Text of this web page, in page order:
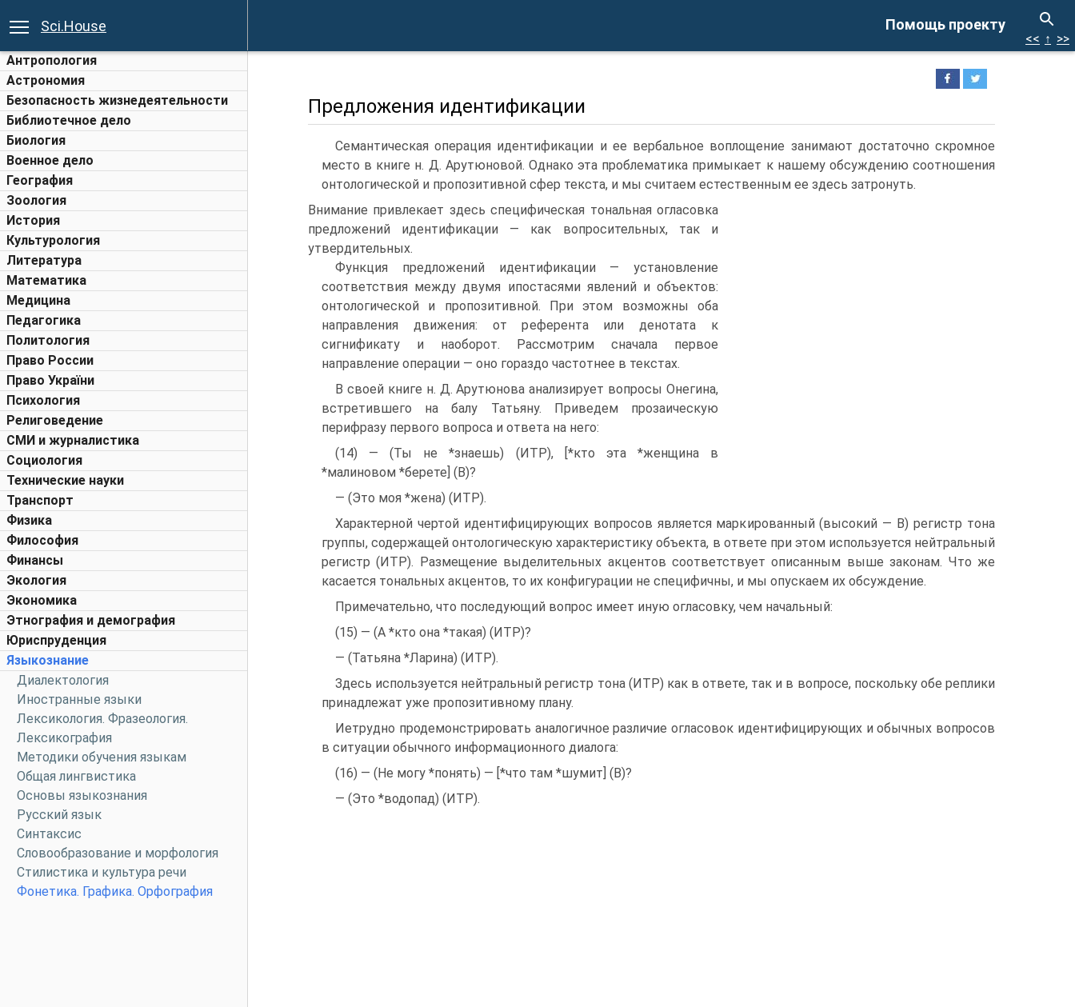
Помощь проекту
Sci.House
Антропология
Астрономия
Безопасность жизнедеятельности
Библиотечное дело
Биология
Военное дело
География
Зоология
История
Культурология
Литература
Математика
Медицина
Педагогика
Политология
Право России
Право України
Психология
Религоведение
СМИ и журналистика
Социология
Технические науки
Транспорт
Физика
Философия
Финансы
Экология
Экономика
Этнография и демография
Юриспруденция
Языкознание
Диалектология
Иностранные языки
Лексикология. Фразеология.
Лексикография
Методики обучения языкам
Общая лингвистика
Основы языкознания
Русский язык
Синтаксис
Словообразование и морфология
Стилистика и культура речи
Фонетика. Графика. Орфография
<< ↑ >>
Предложения идентификации
Семантическая операция идентификации и ее вербальное воплощение занимают достаточно скромное
место в книге н. Д. Арутюновой. Однако эта проблематика примыкает к нашему обсуждению соотношения
онтологической и пропозитивной сфер текста, и мы считаем естественным ее здесь затронуть.
Внимание привлекает здесь специфическая тональная огласовка
предложений идентификации — как вопросительных, так и
утвердительных.
Функция предложений идентификации — установление
соответствия между двумя ипостасями явлений и объектов:
онтологической и пропозитивной. При этом возможны оба
направления движения: от референта или денотата к
сигнификату и наоборот. Рассмотрим сначала первое
направление операции — оно гораздо частотнее в текстах.
В своей книге н. Д. Арутюнова анализирует вопросы Онегина,
встретившего на балу Татьяну. Приведем прозаическую
перифразу первого вопроса и ответа на него:
(14) — (Ты не *знаешь) (ИТР), [*кто эта *женщина в
*малиновом *берете] (В)?
— (Это моя *жена) (ИТР).
Характерной чертой идентифицирующих вопросов является маркированный (высокий — В) регистр тона
группы, содержащей онтологическую характеристику объекта, в ответе при этом используется нейтральный
регистр (ИТР). Размещение выделительных акцентов соответствует описанным выше законам. Что же
касается тональных акцентов, то их конфигурации не специфичны, и мы опускаем их обсуждение.
Примечательно, что последующий вопрос имеет иную огласовку, чем начальный:
(15) — (А *кто она *такая) (ИТР)?
— (Татьяна *Ларина) (ИТР).
Здесь используется нейтральный регистр тона (ИТР) как в ответе, так и в вопросе, поскольку обе реплики
принадлежат уже пропозитивному плану.
Иетрудно продемонстрировать аналогичное различие огласовок идентифицирующих и обычных вопросов
в ситуации обычного информационного диалога:
(16) — (Не могу *понять) — [*что там *шумит] (В)?
— (Это *водопад) (ИТР).